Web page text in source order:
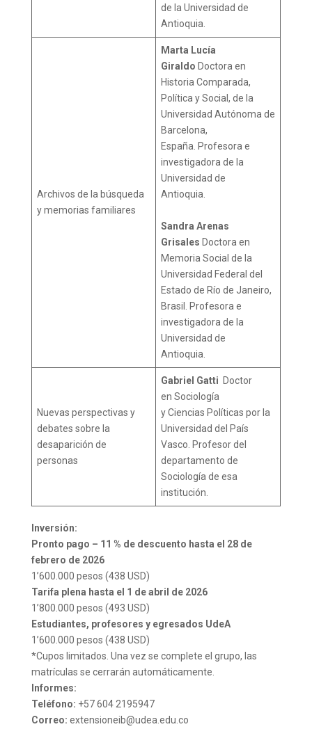
de la Universidad de
Antioquia.
Archivos de la búsqueda
y memorias familiares
Marta Lucía
Giraldo Doctora en
Historia Comparada,
Política y Social, de la
Universidad Autónoma de
Barcelona,
España. Profesora e
investigadora de la
Universidad de
Antioquia.
Sandra Arenas
Grisales Doctora en
Memoria Social de la
Universidad Federal del
Estado de Río de Janeiro,
Brasil. Profesora e
investigadora de la
Universidad de
Antioquia.
Nuevas perspectivas y
debates sobre la
desaparición de
personas
Gabriel Gatti Doctor
en Sociología
y Ciencias Políticas por la
Universidad del País
Vasco. Profesor del
departamento de
Sociología de esa
institución.
Inversión:
Pronto pago – 11 % de descuento hasta el 28 de
febrero de 2026
1’600.000 pesos (438 USD)
Tarifa plena hasta el 1 de abril de 2026
1’800.000 pesos (493 USD)
Estudiantes, profesores y egresados UdeA
1’600.000 pesos (438 USD)
*Cupos limitados. Una vez se complete el grupo, las
matrículas se cerrarán automáticamente.
Informes:
Teléfono: +57 604 2195947
Correo: extensioneib@udea.edu.co